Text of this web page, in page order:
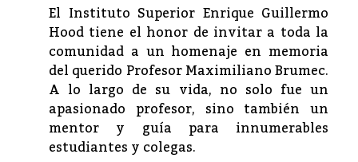
El Instituto Superior Enrique Guillermo
Hood tiene el honor de invitar a toda la
comunidad a un homenaje en memoria
del querido Profesor Maximiliano Brumec.
A lo largo de su vida, no solo fue un
apasionado profesor, sino también un
mentor y guía para innumerables
estudiantes y colegas.